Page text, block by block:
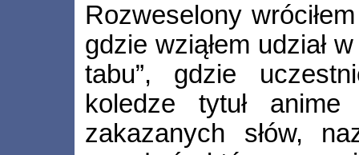
Rozweselony
gdzie wziąłem udział
tabu”, gdzie
koledze tytuł
zakazanych słów,